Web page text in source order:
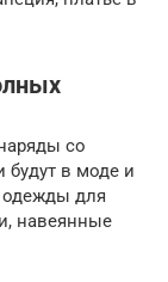
со
в моде и
для
навеянные